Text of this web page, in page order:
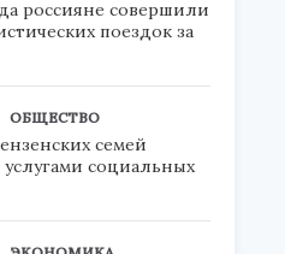
россияне совершили
поездок за
ОБЩЕСТВО
семей
услугами социальных